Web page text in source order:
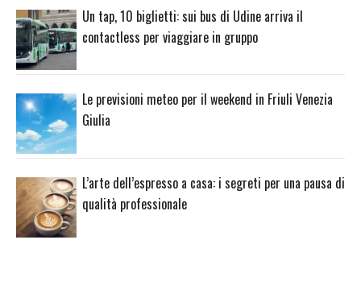
Un tap, 10 biglietti: sui bus di Udine arriva il
contactless per viaggiare in gruppo
Le previsioni meteo per il weekend in Friuli Venezia
Giulia
L’arte dell’espresso a casa: i segreti per una pausa di
qualità professionale